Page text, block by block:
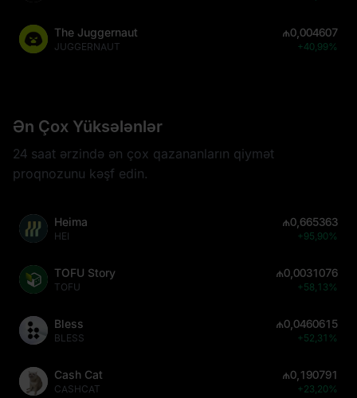
The Juggernaut
JUGGERNAUT
₼0,004607
+40,99%
Ən Çox Yüksələnlər
24 saat ərzində ən çox qazananların qiymət
proqnozunu kəşf edin.
Heima
HEI
₼0,665363
+95,90%
TOFU Story
TOFU
₼0,0031076
+58,13%
Bless
BLESS
₼0,0460615
+52,31%
Cash Cat
CASHCAT
₼0,190791
+23,20%